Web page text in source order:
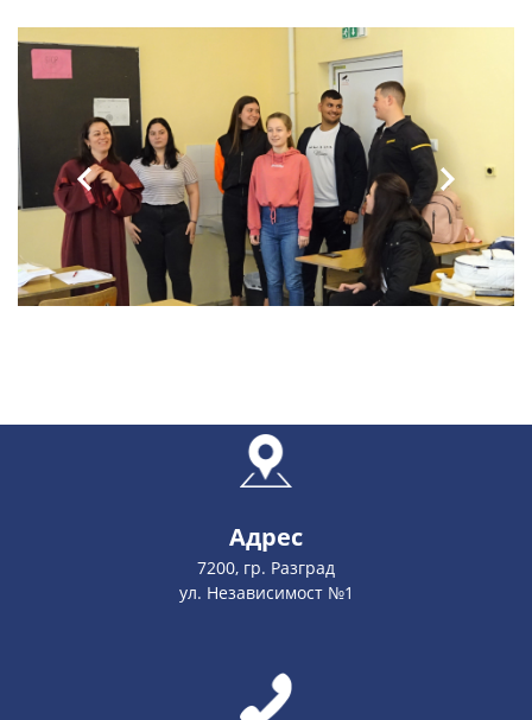
Адрес
7200, гр. Разград
ул. Независимост №1